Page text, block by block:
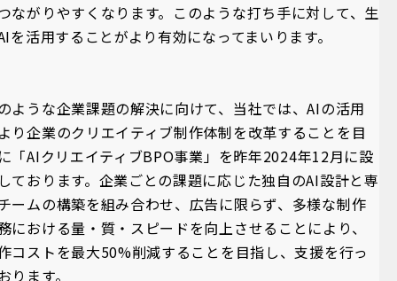
ながりやすくなります。このような打ち手に対して、生
を活用することがより有効になってまいります。
ような企業課題の解決に向けて、当社では、AIの活用
り企業のクリエイティブ制作体制を改革することを目
「AIクリエイティブBPO事業」を昨年2024年12月に設
ております。企業ごとの課題に応じた独自のAI設計と専
ームの構築を組み合わせ、広告に限らず、多様な制作
における量・質・スピードを向上させることにより、
コストを最大50%削減することを目指し、支援を行っ
ります。